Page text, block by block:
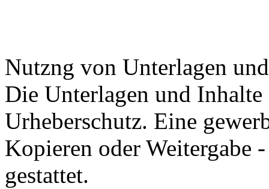
Nutzng von Unterlagen
Die Unterlagen und
Urheberschutz. Eine
Kopieren oder Weitergabe
gestattet.